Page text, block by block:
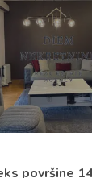
površine